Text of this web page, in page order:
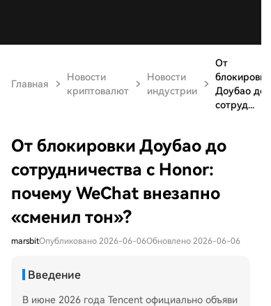
Главная
Новости
криптовалют
Новости
индустрии
От
блокировки
Доубао до
сотруд...
От блокировки Доубао до
сотрудничества с Honor:
почему WeChat внезапно
«сменил тон»?
marsbitОпубликовано 2026-06-06Обновлено 2026-06-06
Введение
В июне 2026 года Tencent официально объяви